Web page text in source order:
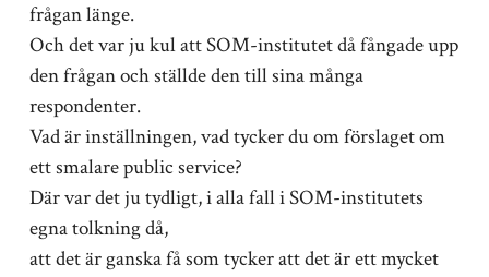
frågan länge.
Och det var ju kul att SOM-institutet då fångade upp
den frågan och ställde den till sina många
respondenter.
Vad är inställningen, vad tycker du om förslaget om
ett smalare public service?
Där var det ju tydligt, i alla fall i SOM-institutets
egna tolkning då,
att det är ganska få som tycker att det är ett mycket